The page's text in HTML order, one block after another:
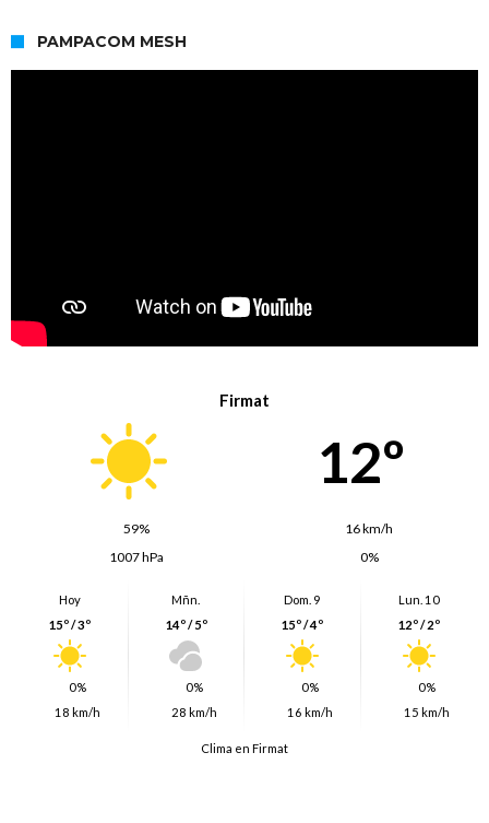
PAMPACOM MESH
Firmat
12º
59%
16 km/h
1007 hPa
0%
Hoy
15º / 3º
0%
18 km/h
Mñn.
14º / 5º
0%
28 km/h
Dom. 9
15º / 4º
0%
16 km/h
Lun. 10
12º / 2º
0%
15 km/h
Clima en Firmat